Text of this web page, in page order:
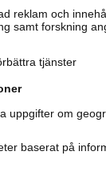
adresser,
Kom igång
reklam och
samt forskning
tjänster
uppgifter om
baserat på